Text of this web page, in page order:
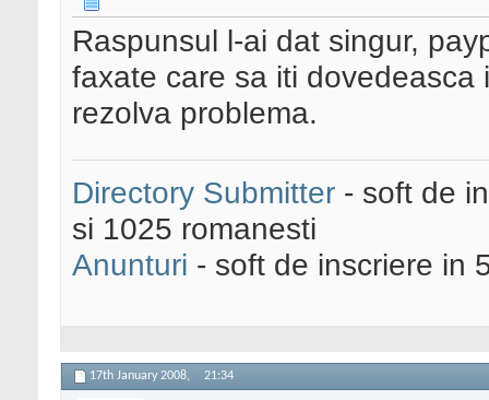
Raspunsul l-ai dat singur,
faxate care sa iti dovedeasca
rezolva problema.
Directory Submitter - soft de
si 1025 romanesti
Anunturi - soft de inscriere in
17th January 2008, 21:34